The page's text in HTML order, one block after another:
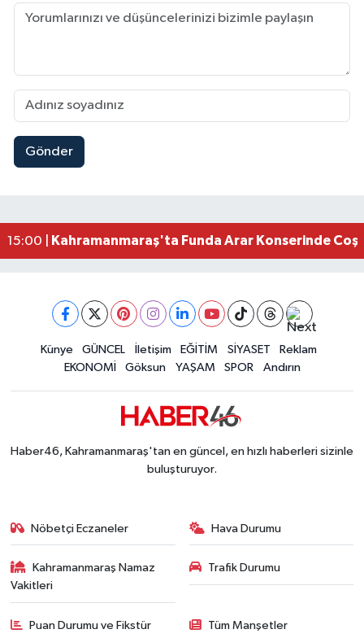
Gönder
23:59 |Kahramanmaraş Elbistan’da İdris Altun Taziye
15:00 |
Kahramanmaraş'ta Funda Arar Konserinde
11:18 |Kahramanmaraş Depreminin Etkisi Bitmedi?
Künye GÜNCEL İletişim EĞİTİM SİYASET
Reklam
EKONOMİ
Göksun YAŞAM SPOR Andırın
Haber46, Kahramanmaraş'tan en güncel, en hızlı haberleri sizinle
buluşturuyor.
Nöbetçi Eczaneler Hava Durumu
Kahramanmaraş Namaz
Vakitleri
Trafik Durumu
Puan Durumu ve Fikstür Tüm Manşetler